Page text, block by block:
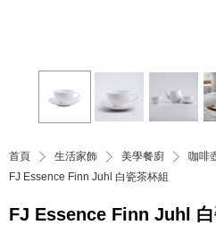
首頁 生活家飾 美學餐廚
咖啡
FJ Essence Finn Juhl 白瓷茶杯組
FJ Essence Finn Juhl 白